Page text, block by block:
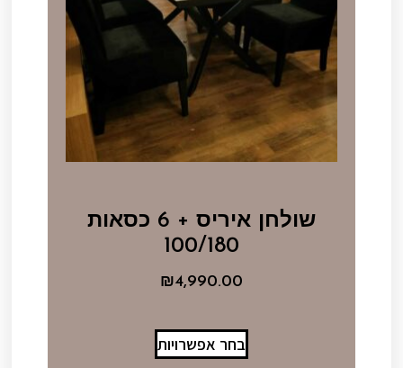
שולחן איריס + 6 כסאות
100/180
₪4,990.00
בחר אפשרויות